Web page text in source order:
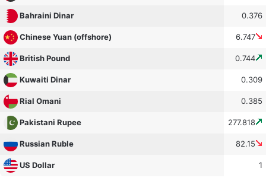
Bahraini Dinar 0.376
Chinese Yuan (offshore) 6.747
British Pound 0.744
Kuwaiti Dinar 0.309
Rial Omani 0.385
Pakistani Rupee 277.818
Russian Ruble 82.15
US Dollar 1